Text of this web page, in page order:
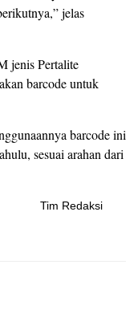
jelas
jenis Pertalite
barcode untuk
barcode ini
sesuai arahan dari
Tim Redaksi